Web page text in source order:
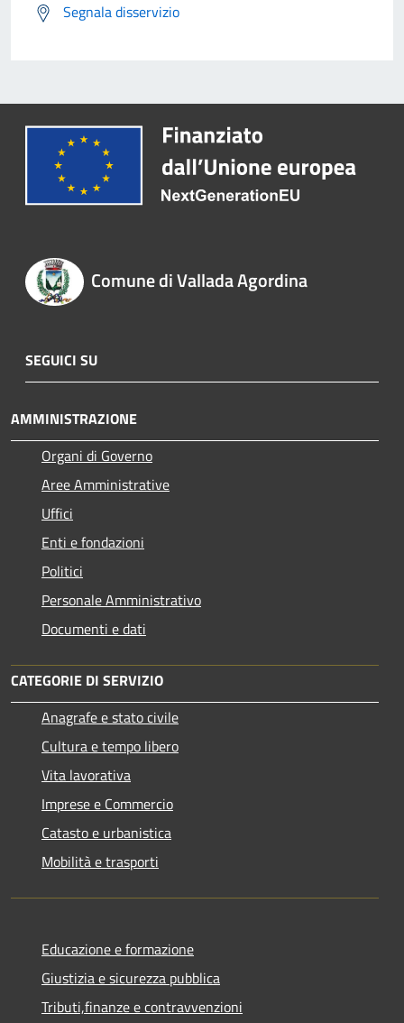
Segnala disservizio
Comune di Vallada Agordina
SEGUICI SU
AMMINISTRAZIONE
Organi di Governo
Aree Amministrative
Uffici
Enti e fondazioni
Politici
Personale Amministrativo
Documenti e dati
CATEGORIE DI SERVIZIO
Anagrafe e stato civile
Cultura e tempo libero
Vita lavorativa
Imprese e Commercio
Catasto e urbanistica
Mobilità e trasporti
Educazione e formazione
Giustizia e sicurezza pubblica
Tributi,finanze e contravvenzioni